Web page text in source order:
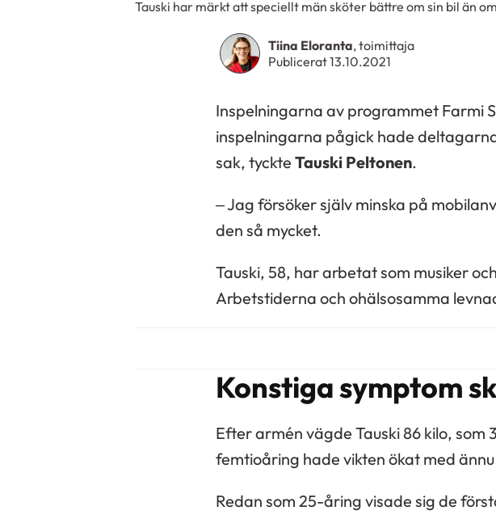
Tiina Eloranta, toimittaja
Publicerat 13.10.2021
Tauski har märkt att speciellt män sköter bättre om sin bil än
Inspelningarna av programmet Farmi
inspelningarna pågick hade
sak, tyckte Tauski Peltonen.
– Jag försöker själv minska på
den så mycket.
Tauski, 58, har arbetat som musiker
Arbetstiderna och ohälsosamma
Konstiga symptom
Efter armén vägde Tauski 86 kilo,
femtioåring hade vikten ökat med
Redan som 25-åring visade sig de